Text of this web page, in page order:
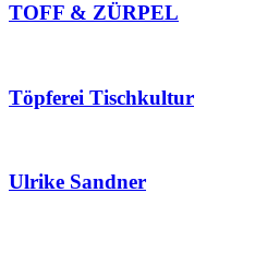
TOFF & ZÜRPEL
Töpferei Tischkultur
Ulrike Sandner